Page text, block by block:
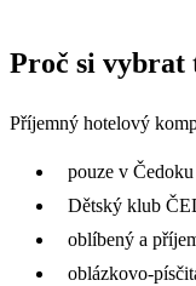
Proč si vybrat
Příjemný hotelový
pouze v Čedoku
Dětský klub
oblíbený a
oblázkovo-